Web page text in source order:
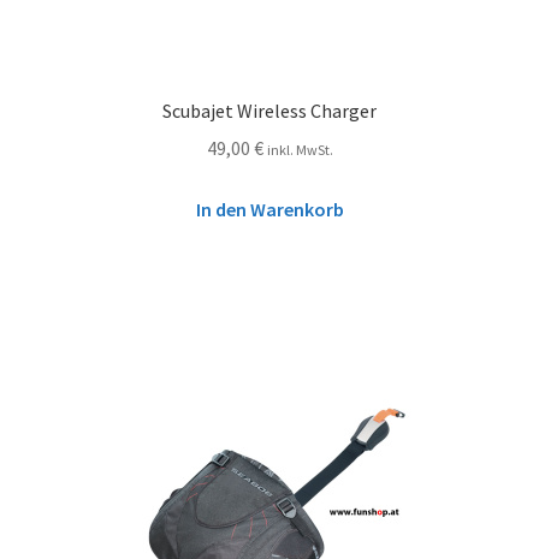
Scubajet Wireless Charger
49,00 € inkl. MwSt.
In den Warenkorb